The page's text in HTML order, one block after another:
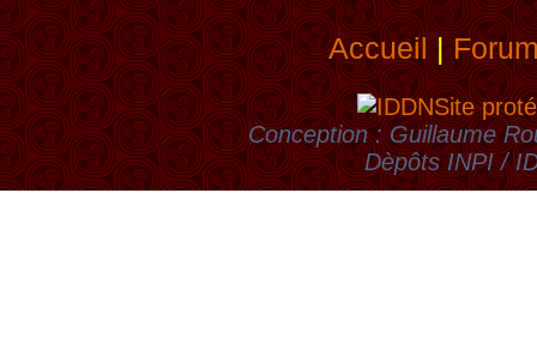
Accueil|
Site
Conception : Guillaume
Dèpôts INPI /